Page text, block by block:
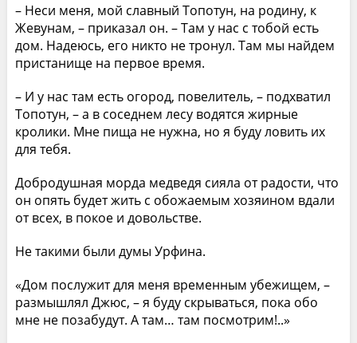
– Неси меня, мой славный Топотун, на родину, к
Жевунам, – приказал он. – Там у нас с тобой есть
дом. Надеюсь, его никто не тронул. Там мы найдем
пристанище на первое время.
– И у нас там есть огород, повелитель, – подхватил
Топотун, – а в соседнем лесу водятся жирные
кролики. Мне пища не нужна, но я буду ловить их
для тебя.
Добродушная морда медведя сияла от радости, что
он опять будет жить с обожаемым хозяином вдали
от всех, в покое и довольстве.
Не такими были думы Урфина.
«Дом послужит для меня временным убежищем, –
размышлял Джюс, – я буду скрываться, пока обо
мне не позабудут. А там… там посмотрим!..»